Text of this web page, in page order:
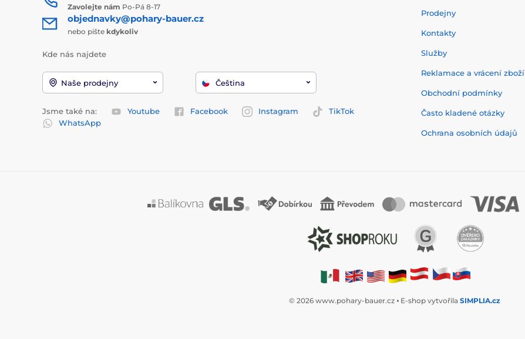
Zavolejte nám Po-Pá 8-17
objednavky@pohary-bauer.cz
nebo pište kdykoliv
Kde nás najdete
Naše prodejny Čeština
Jsme také na: Youtube Facebook Instagram
TikTok
WhatsApp
Prodejny
Kontakty
Služby
Reklamace a vrácení zboží
Obchodní podmínky
Často kladené otázky
Ochrana osobních údajů
© 2026 www.pohary-bauer.cz ⦁ E-shop vytvořila SIMPLIA.cz